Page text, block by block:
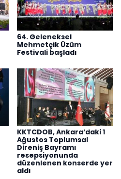
64. Geleneksel
Mehmetçik Üzüm
Festivali başladı
KKTCDOB, Ankara’daki 1
Ağustos Toplumsal
Direniş Bayramı
resepsiyonunda
düzenlenen konserde yer
aldı